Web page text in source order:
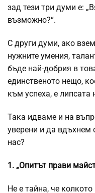
зад тези три думи е:
възможно?“.
С други думи, ако
нужните умения,
бъде най-добрия в
единственото нещо,
към успеха, е липсата
Така идваме и на
уверени и да вдъхнем
нас?
1. „Опитът прави
Не е тайна, че